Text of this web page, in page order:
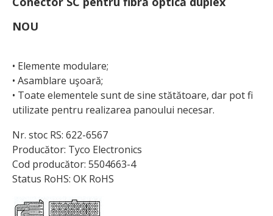
NOU
• Elemente modulare;
• Asamblare uşoară;
• Toate elementele sunt de sine stătătoare, dar pot fi
utilizate pentru realizarea panoului necesar.
Nr. stoc RS: 622-6567
Producător: Tyco Electronics
Cod producător: 5504663-4
Status RoHS: OK RoHS